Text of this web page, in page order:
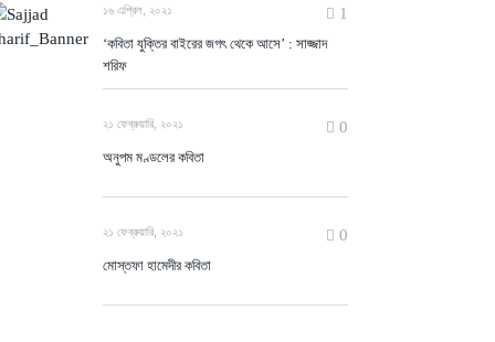
১৬ এপ্রিল, ২০২১ 1
‘কবিতা যুক্তির বাইরের জগৎ থেকে আসে’ : সাজ্জাদ
শরিফ
২১ ফেব্রুয়ারি, ২০২১ 0
অনুপম মণ্ডলের কবিতা
২১ ফেব্রুয়ারি, ২০২১ 0
মোস্তফা হামেদীর কবিতা